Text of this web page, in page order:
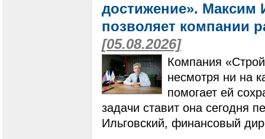
достижение». Максим
позволяет компании
[05.08.2026]
Компания
несмотря ни на
помогает ей
задачи ставит она сегодня
Ильговский, финансовый